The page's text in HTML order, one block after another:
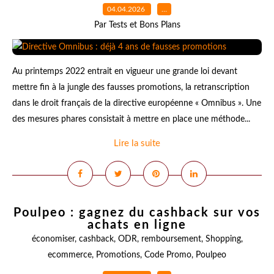
04.04.2026 …
Par Tests et Bons Plans
Au printemps 2022 entrait en vigueur une grande loi devant
mettre fin à la jungle des fausses promotions, la retranscription
dans le droit français de la directive européenne « Omnibus ». Une
des mesures phares consistait à mettre en place une méthode...
Lire la suite
Poulpeo : gagnez du cashback sur vos
achats en ligne
économiser, cashback, ODR, remboursement, Shopping,
ecommerce, Promotions, Code Promo, Poulpeo